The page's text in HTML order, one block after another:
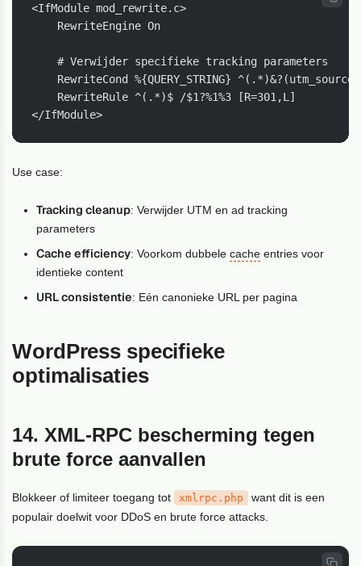
<IfModule mod_rewrite.c>
    RewriteEngine On
    # Verwijder specifieke tracking parameters
RewriteCond %{QUERY_STRING}
    RewriteRule ^(.*)$ /$1?%1%3 [R=301,L]
</IfModule>
Use case:
Tracking cleanup: Verwijder UTM en ad tracking
parameters
Cache efficiency: Voorkom dubbelecache entries voor
identieke content
URL consistentie: Eén canonieke URL per pagina
WordPress specifieke
optimalisaties
14. XML-RPC bescherming tegen
brute force aanvallen
Blokkeer of limiteer toegang tot xmlrpc.php
want dit is een
populair doelwit voor DDoS en brute force attacks.